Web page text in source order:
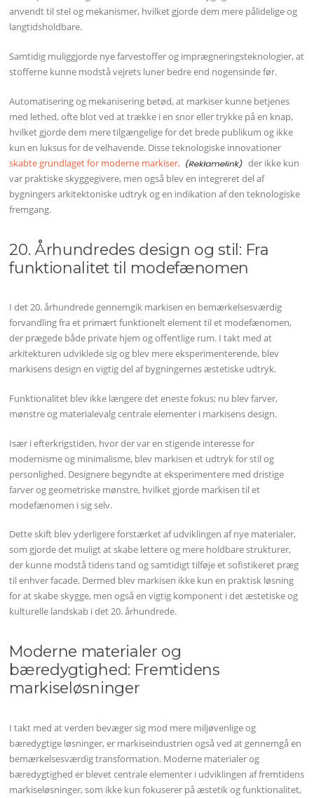
anvendt til stel og mekanismer, hvilket gjorde dem mere pålidelige og
langtidsholdbare.
Samtidig muliggjorde nye farvestoffer og imprægneringsteknologier, at
stofferne kunne modstå vejrets luner bedre end nogensinde før.
Automatisering og mekanisering betød, at markiser kunne betjenes
med lethed, ofte blot ved at trække i en snor eller trykke på en knap,
hvilket gjorde dem mere tilgængelige for det brede publikum og ikke
kun en luksus for de velhavende. Disse teknologiske innovationer
skabte grundlaget for moderne markiser,
der ikke kun
var praktiske skyggegivere, men også blev en integreret del af
bygningers arkitektoniske udtryk og en indikation af den teknologiske
fremgang.
20. Århundredes design og stil: Fra
funktionalitet til modefænomen
I det 20. århundrede gennemgik markisen en bemærkelsesværdig
forvandling fra et primært funktionelt element til et modefænomen,
der prægede både private hjem og offentlige rum. I takt med at
arkitekturen udviklede sig og blev mere eksperimenterende, blev
markisens design en vigtig del af bygningernes æstetiske udtryk.
Funktionalitet blev ikke længere det eneste fokus; nu blev farver,
mønstre og materialevalg centrale elementer i markisens design.
Især i efterkrigstiden, hvor der var en stigende interesse for
modernisme og minimalisme, blev markisen et udtryk for stil og
personlighed. Designere begyndte at eksperimentere med dristige
farver og geometriske mønstre, hvilket gjorde markisen til et
modefænomen i sig selv.
Dette skift blev yderligere forstærket af udviklingen af nye materialer,
som gjorde det muligt at skabe lettere og mere holdbare strukturer,
der kunne modstå tidens tand og samtidigt tilføje et sofistikeret præg
til enhver facade. Dermed blev markisen ikke kun en praktisk løsning
for at skabe skygge, men også en vigtig komponent i det æstetiske og
kulturelle landskab i det 20. århundrede.
Moderne materialer og
bæredygtighed: Fremtidens
markiseløsninger
I takt med at verden bevæger sig mod mere miljøvenlige og
bæredygtige løsninger, er markiseindustrien også ved at gennemgå en
bemærkelsesværdig transformation. Moderne materialer og
bæredygtighed er blevet centrale elementer i udviklingen af fremtidens
markiseløsninger, som ikke kun fokuserer på æstetik og funktionalitet,